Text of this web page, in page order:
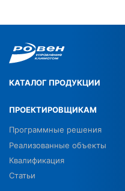
КАТАЛОГ ПРОДУКЦИИ
ПРОЕКТИРОВЩИКАМ
Программные решения
Реализованные объекты
Квалификация
Статьи